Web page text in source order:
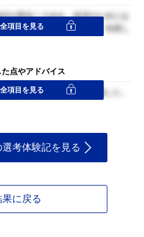
の変化こそあれ、経済のためには
時にしまってしまうなど、利用し
項目を見る
点やアドバイス
取り組んでいることを意識した。
項目を見る
考体験記を見る
に戻る